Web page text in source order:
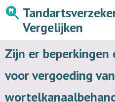
Vergelijken
Zijn er
voor vergoeding